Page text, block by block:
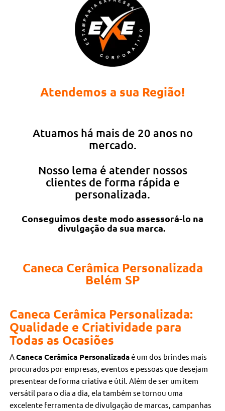
Atendemos a sua Região!
Atuamos há mais de 20 anos no
mercado.
Nosso lema é atender nossos
clientes de forma rápida e
personalizada.
Conseguimos deste modo assessorá-lo na
divulgação da sua marca.
Caneca Cerâmica Personalizada
Belém SP
Caneca Cerâmica Personalizada:
Qualidade e Criatividade para
Todas as Ocasiões
ACaneca Cerâmica Personalizadaé um dos brindes mais
procurados por empresas, eventos e pessoas que desejam
presentear de forma criativa e útil. Além de ser um item
versátil para o dia a dia, ela também se tornou uma
excelente ferramenta de divulgação de marcas, campanhas